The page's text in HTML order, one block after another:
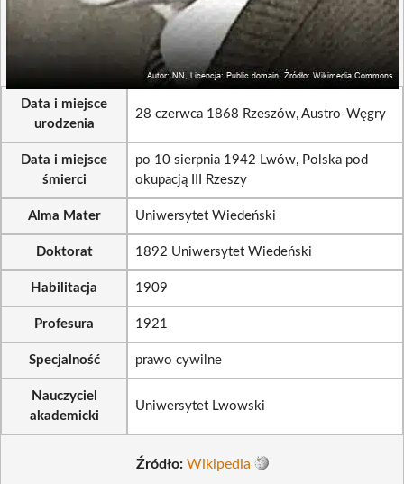
Data i miejsce
urodzenia
28 czerwca 1868 Rzeszów, Austro-Węgry
Data i miejsce
śmierci
po 10 sierpnia 1942 Lwów, Polska pod
okupacją III Rzeszy
Alma Mater Uniwersytet Wiedeński
Doktorat 1892 Uniwersytet Wiedeński
Habilitacja 1909
Profesura 1921
Specjalność prawo cywilne
Nauczyciel
akademicki
Uniwersytet Lwowski
Źródło: Wikipedia